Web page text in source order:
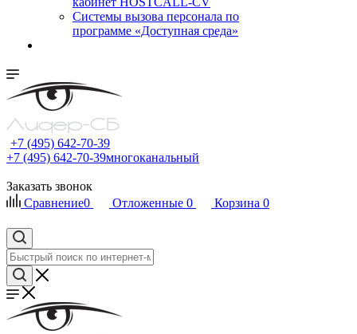
Системы вызова персонала по
программе «Доступная среда»
+7 (495) 642-70-39
+7 (495) 642-70-39многоканальный
Заказать звонок
Сравнение0 Отложенные 0 Корзина 0